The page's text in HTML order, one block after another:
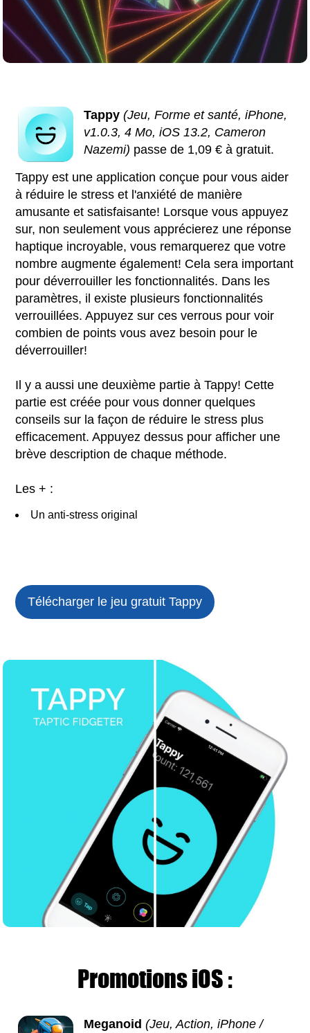
Tappy (Jeu, Forme et santé, iPhone,
v1.0.3, 4 Mo, iOS 13.2, Cameron
Nazemi) passe de 1,09 € à gratuit.
Tappy est une application conçue pour vous aider
à réduire le stress et l'anxiété de manière
amusante et satisfaisante! Lorsque vous appuyez
sur, non seulement vous apprécierez une réponse
haptique incroyable, vous remarquerez que votre
nombre augmente également! Cela sera important
pour déverrouiller les fonctionnalités. Dans les
paramètres, il existe plusieurs fonctionnalités
verrouillées. Appuyez sur ces verrous pour voir
combien de points vous avez besoin pour le
déverrouiller!
Il y a aussi une deuxième partie à Tappy! Cette
partie est créée pour vous donner quelques
conseils sur la façon de réduire le stress plus
efficacement. Appuyez dessus pour afficher une
brève description de chaque méthode.
Les + :
Un anti-stress original
Télécharger le jeu gratuitTappy
Promotions iOS :
Meganoid (Jeu, Action, iPhone /